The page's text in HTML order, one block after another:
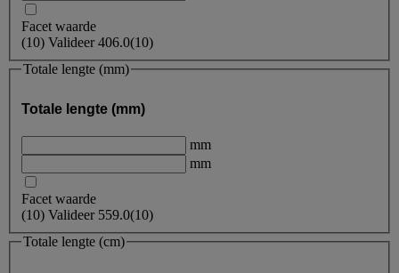
Facet waarde
(10) Valideer406.0(10)
Totale lengte (mm)
Totale lengte (mm)
mm
mm
Facet waarde
(10) Valideer 559.0(10)
Totale lengte (cm)